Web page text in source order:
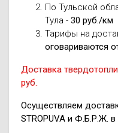
По Тульской
Тула - 30 руб./км
Тарифы на
оговариваются
Доставка
руб.
Осуществляем
STROPUVA и Ф.Б.Р.Ж. в